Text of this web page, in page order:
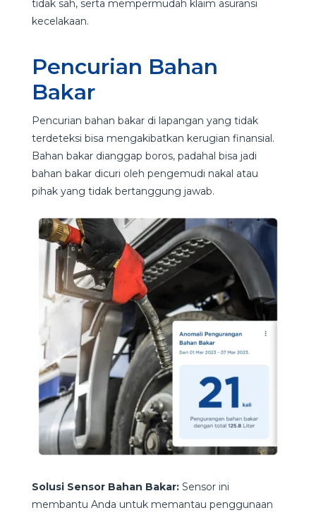
tidak sah, serta mempermudah klaim asuransi
kecelakaan.
Pencurian Bahan
Bakar
Pencurian bahan bakar di lapangan yang tidak
terdeteksi bisa mengakibatkan kerugian finansial.
Bahan bakar dianggap boros, padahal bisa jadi
bahan bakar dicuri oleh pengemudi nakal atau
pihak yang tidak bertanggung jawab.
Solusi Sensor Bahan Bakar:Sensor ini
membantu Anda untuk memantau penggunaan